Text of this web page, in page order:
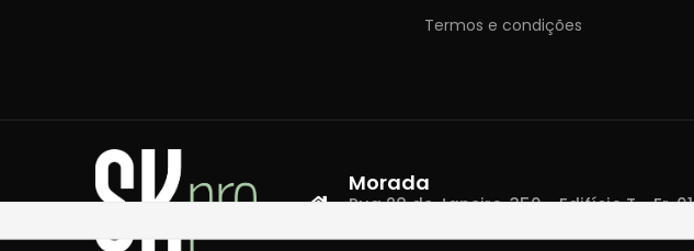
Termos e condições
Morada
Rua 28 de Janeiro, 350 - Edifício T - Fr. 01